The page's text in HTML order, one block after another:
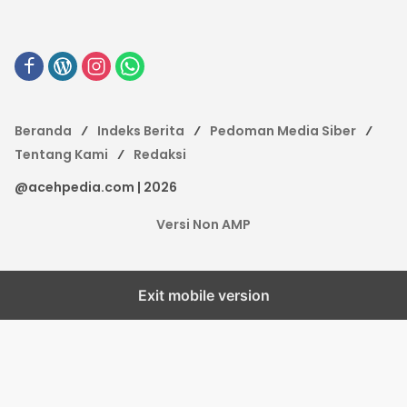
Beranda Indeks Berita
Pedoman Media Siber
Tentang Kami
Redaksi
@acehpedia.com | 2026
Versi Non AMP
Exit mobile version